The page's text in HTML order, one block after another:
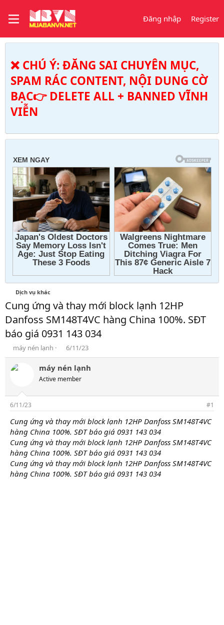
Đăng nhập Register
❌ CHÚ Ý: ĐĂNG SAI CHUYÊN MỤC,
SPAM RÁC CONTENT, NỘI DUNG CỜ
BẠC👉 DELETE ALL + BANNED VĨNH
VIỄN
Dịch vụ khác
Cung ứng và thay mới block lạnh 12HP
Danfoss SM148T4VC hàng China 100%. SĐT
báo giá 0931 143 034
T
h
r
s
t
a
t
e
r
máy nén lạnh
N
g
à
g
6/11/23
máy nén lạnh
Active member
6/11/23 #1
Cung ứng và thay mới block lạnh 12HP Danfoss SM148T4VC
hàng China 100%. SĐT báo giá 0931 143 034
Cung ứng và thay mới block lạnh 12HP Danfoss SM148T4VC
hàng China 100%. SĐT báo giá 0931 143 034
Cung ứng và thay mới block lạnh 12HP Danfoss SM148T4VC
hàng China 100%. SĐT báo giá 0931 143 034